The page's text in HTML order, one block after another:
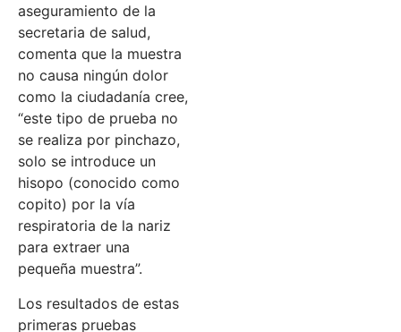
aseguramiento de la
secretaria de salud,
comenta que la muestra
no causa ningún dolor
como la ciudadanía cree,
“este tipo de prueba no
se realiza por pinchazo,
solo se introduce un
hisopo (conocido como
copito) por la vía
respiratoria de la nariz
para extraer una
pequeña muestra”.
Los resultados de estas
primeras pruebas